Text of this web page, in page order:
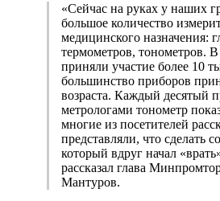
«Сейчас на руках у наших
большое количество
медицинского назначения:
термометров, тонометров.
приняли участие более 10
большинство приборов
возраста. Каждый десятый
метрологами тонометр
многие из посетителей
представляли, что сделать
который вдруг начал
рассказал глава
Мантуров.